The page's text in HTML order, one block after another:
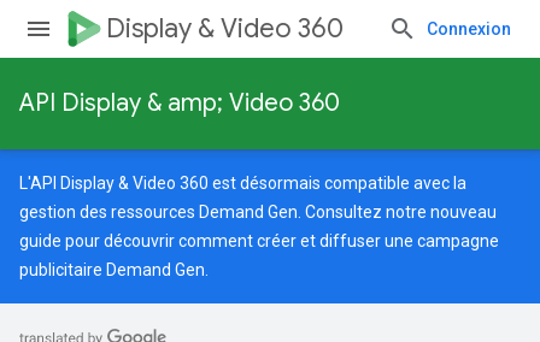
Display & Video 360 Connexion
API Display & amp; Video 360
L'API Display & Video 360 est désormais compatible avec la
gestion des ressources Demand Gen. Consultez notre nouveau
guide pour découvrir comment créer et diffuser une campagne
publicitaire Demand Gen.